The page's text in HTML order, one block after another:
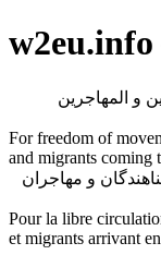
w2eu.info
و المهاجرين
For freedom of
and migrants coming
و مهاجران
Pour la libre
et migrants arrivant